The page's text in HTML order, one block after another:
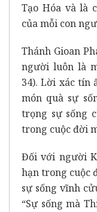
Tạo Hóa và là
của mỗi con
Thánh Gioan
người luôn là
34). Lời xác tín
món quà sự
trọng sự sống
trong cuộc đời
Đối với người
hạn trong cuộc
sự sống vĩnh
“Sự sống mà